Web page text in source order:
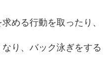
める行動を取ったり、
り、バック泳ぎをする